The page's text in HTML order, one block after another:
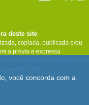
deste site
copiada, publicada e/ou
a prévia e expressa
os direitos são reservados e
Lei 9.610/98.
você concorda com a